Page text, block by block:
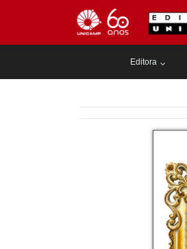
Editora